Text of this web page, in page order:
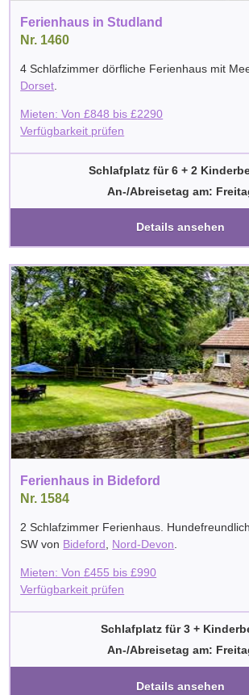
Ferienhaus in Studland
Nr. 1460
4 Schlafzimmer dörfliche Ferienhaus mit
Dorset
Mieten: Von£848 bis£2290
Verfügbarkeit prüfen
Schlafplatz für 6 + 2
An-/Abreisetag am:
Details ansehen
Ferienhaus in Bideford
Nr. 1584
2 Schlafzimmer Ferienhaus.
SW von Bideford Nord-Devon
Mieten: Von£455 bis£990
Verfügbarkeit prüfen
Schlafplatz für 3 +
An-/Abreisetag am:
Details ansehen